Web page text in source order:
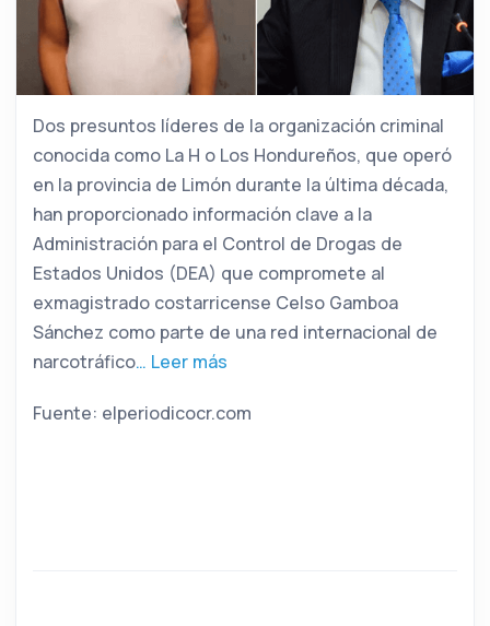
Dos presuntos líderes de la organización criminal
conocida como La H o Los Hondureños, que operó
en la provincia de Limón durante la última década,
han proporcionado información clave a la
Administración para el Control de Drogas de
Estados Unidos (DEA) que compromete al
exmagistrado costarricense Celso Gamboa
Sánchez como parte de una red internacional de
narcotráfico… Leer más
Fuente: elperiodicocr.com